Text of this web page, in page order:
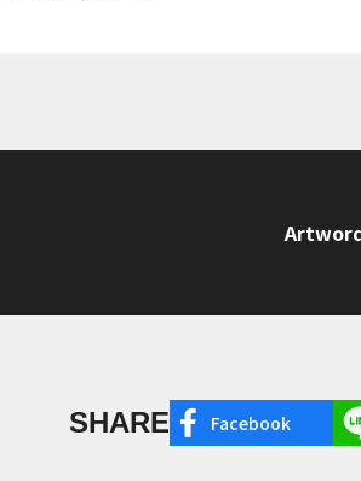
SHARE Facebook